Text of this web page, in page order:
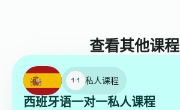
查看其他课程
私人课程
西班牙语一对一私人课程